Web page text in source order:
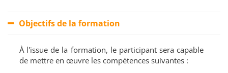
Objectifs de la formation
À l'issue de la formation, le participant sera capable
de mettre en œuvre les compétences suivantes :